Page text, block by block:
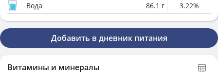
Вода
86.1 г 3.22%
Добавить в дневник питания
Витамины и минералы